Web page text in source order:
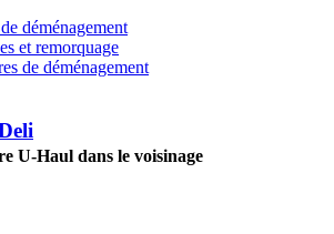
déménagement
et remorquage
de déménagement
U-Haul dans le voisinage